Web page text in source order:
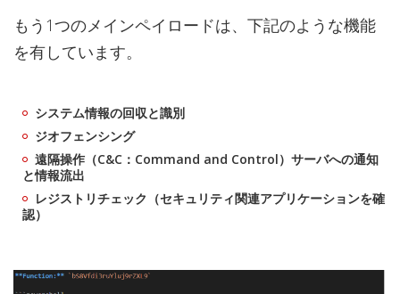
もう1つのメインペイロードは、下記のような機能
を有しています。
システム情報の回収と識別
ジオフェンシング
遠隔操作（C&C：Command and Control）サーバへの通知
と情報流出
レジストリチェック（セキュリティ関連アプリケーションを確
認）